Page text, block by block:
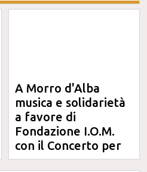
A Morro d'Alba
musica e solidarietà
a favore di
Fondazione I.O.M.
con il Concerto per
Anna